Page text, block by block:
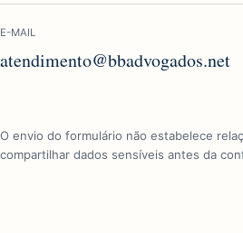
E-MAIL
atendimento@bbadvogados.net
O envio do formulário não estabelece
compartilhar dados sensíveis antes da